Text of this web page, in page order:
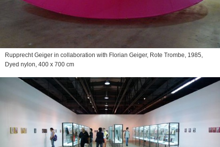
Rupprecht Geiger in collaboration with Florian Geiger, Rote Trombe , 1985,
Dyed nylon, 400 x 700 cm